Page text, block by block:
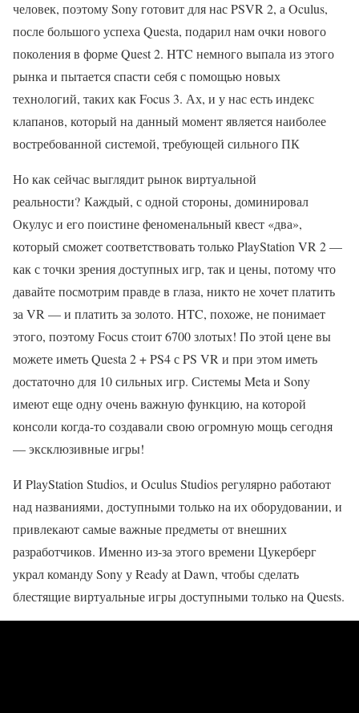
человек, поэтому Sony готовит для нас PSVR 2, а Oculus,
после большого успеха Questa, подарил нам очки нового
поколения в форме Quest 2. HTC немного выпала из этого
рынка и пытается спасти себя с помощью новых
технологий, таких как Focus 3. Ах, и у нас есть индекс
клапанов, который на данный момент является наиболее
востребованной системой, требующей сильного ПК
Но как сейчас выглядит рынок виртуальной
реальности? Каждый, с одной стороны, доминировал
Окулус и его поистине феноменальный квест «два»,
который сможет соответствовать только PlayStation VR 2 —
как с точки зрения доступных игр, так и цены, потому что
давайте посмотрим правде в глаза, никто не хочет платить
за VR — и платить за золото. HTC, похоже, не понимает
этого, поэтому Focus стоит 6700 злотых! По этой цене вы
можете иметь Questa 2 + PS4 с PS VR и при этом иметь
достаточно для 10 сильных игр. Системы Meta и Sony
имеют еще одну очень важную функцию, на которой
консоли когда-то создавали свою огромную мощь сегодня
— эксклюзивные игры!
И PlayStation Studios, и Oculus Studios регулярно работают
над названиями, доступными только на их оборудовании, и
привлекают самые важные предметы от внешних
разработчиков. Именно из-за этого времени Цукерберг
украл команду Sony у Ready at Dawn, чтобы сделать
блестящие виртуальные игры доступными только на Quests.